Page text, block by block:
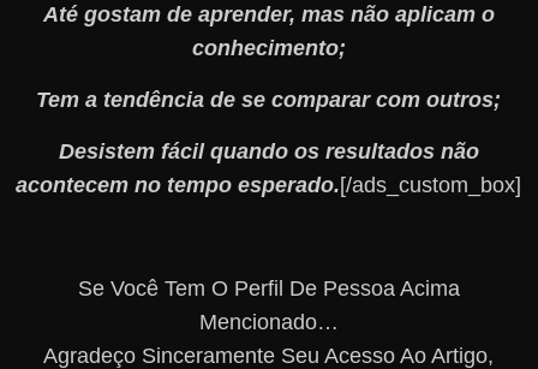
Até gostam de aprender, mas não aplicam o
conhecimento;
Tem a tendência de se comparar com outros;
Desistem fácil quando os resultados não
acontecem no tempo esperado.[/ads_custom_box]
Se Você Tem O Perfil De Pessoa Acima
Mencionado…
Agradeço Sinceramente Seu Acesso Ao Artigo,